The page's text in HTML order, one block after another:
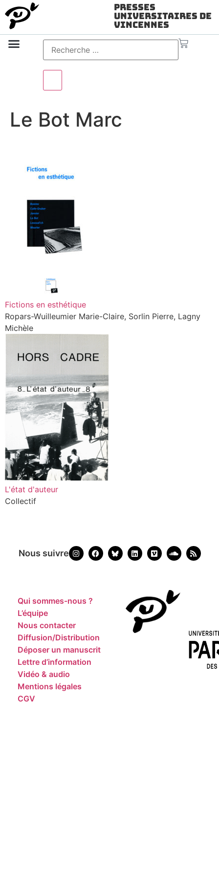
Presses
Universitaires de
Vincennes
Le Bot Marc
Fictions en esthétique
Ropars-Wuilleumier Marie-Claire, Sorlin Pierre, Lagny
Michèle
L'état d'auteur
Collectif
Nous suivre
Qui sommes-nous ?
L’équipe
Nous contacter
Diffusion/Distribution
Déposer un manuscrit
Lettre d’information
Vidéo & audio
Mentions légales
CGV